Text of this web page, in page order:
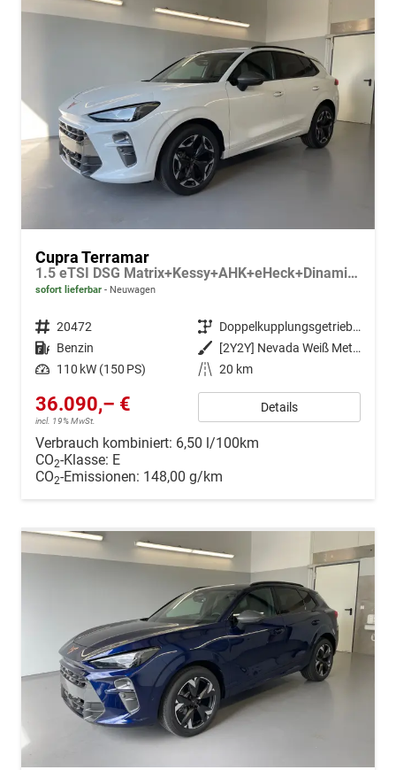
Cupra Terramar
1.5 eTSI DSG Matrix+Kessy+AHK+eHeck+Dinamica+CarPlay+eHeck+GV5
sofort lieferbar Neuwagen
Fahrzeugnr. 20472 Getriebe
Doppelkupplungsgetriebe (DSG)
Kraftstoff Benzin Außenfarbe
[2Y2Y] Nevada Weiß Metallic
Leistung 110 kW (150 PS) Kilometerstand 20 km
36.090,– €
incl. 19% MwSt.
Details
Verbrauch kombiniert: 6,50 l/100km
CO2-Klasse: E
CO2-Emissionen: 148,00 g/km